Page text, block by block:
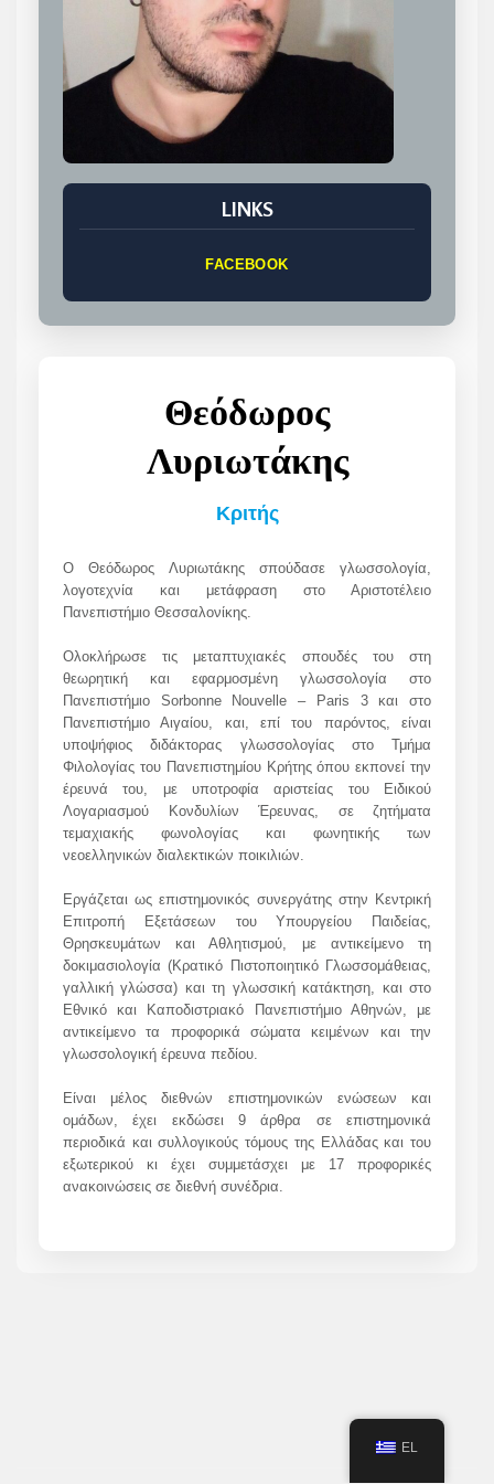
LINKS
FACEBOOK
Θεόδωρος
Λυριωτάκης
Κριτής
Ο Θεόδωρος Λυριωτάκης σπούδασε γλωσσολογία,
λογοτεχνία και μετάφραση στο Αριστοτέλειο
Πανεπιστήμιο Θεσσαλονίκης.
Ολοκλήρωσε τις μεταπτυχιακές σπουδές του στη
θεωρητική και εφαρμοσμένη γλωσσολογία στο
Πανεπιστήμιο Sorbonne Nouvelle – Paris 3 και στο
Πανεπιστήμιο Αιγαίου, και, επί του παρόντος, είναι
υποψήφιος διδάκτορας γλωσσολογίας στο Τμήμα
Φιλολογίας του Πανεπιστημίου Κρήτης όπου εκπονεί την
έρευνά του, με υποτροφία αριστείας του Ειδικού
Λογαριασμού Κονδυλίων Έρευνας, σε ζητήματα
τεμαχιακής φωνολογίας και φωνητικής των
νεοελληνικών διαλεκτικών ποικιλιών.
Εργάζεται ως επιστημονικός συνεργάτης στην Κεντρική
Επιτροπή Εξετάσεων του Υπουργείου Παιδείας,
Θρησκευμάτων και Αθλητισμού, με αντικείμενο τη
δοκιμασιολογία (Κρατικό Πιστοποιητικό Γλωσσομάθειας,
γαλλική γλώσσα) και τη γλωσσική κατάκτηση, και στο
Εθνικό και Καποδιστριακό Πανεπιστήμιο Αθηνών, με
αντικείμενο τα προφορικά σώματα κειμένων και την
γλωσσολογική έρευνα πεδίου.
Είναι μέλος διεθνών επιστημονικών ενώσεων και
ομάδων, έχει εκδώσει 9 άρθρα σε επιστημονικά
περιοδικά και συλλογικούς τόμους της Ελλάδας και του
εξωτερικού κι έχει συμμετάσχει με 17 προφορικές
ανακοινώσεις σε διεθνή συνέδρια.
EL